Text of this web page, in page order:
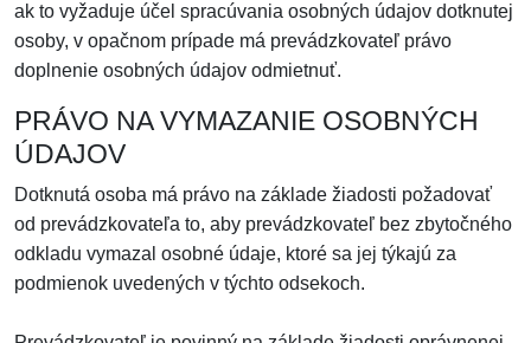
ak to vyžaduje účel spracúvania osobných údajov dotknutej
osoby, v opačnom prípade má prevádzkovateľ právo
doplnenie osobných údajov odmietnuť.
PRÁVO NA VYMAZANIE OSOBNÝCH
ÚDAJOV
Dotknutá osoba má právo na základe žiadosti požadovať
od prevádzkovateľa to, aby prevádzkovateľ bez zbytočného
odkladu vymazal osobné údaje, ktoré sa jej týkajú za
podmienok uvedených v týchto odsekoch.